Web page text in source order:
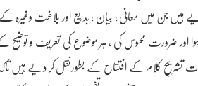
مع شرح اکھٹے کر دیے ہیں جن میں معانی ، بیان ، بدیع اور بلاغت
اور ضرورت محسوس کی ، ہر موضوع کی تعریف و
تشریحِ کلام کے افتتاح کے بطورنقل کر دیے ہیں